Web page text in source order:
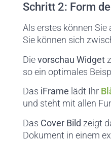
Schritt 2: Form
Als erstes können
Sie können sich
Dievorschau Widget
so ein optimales
Das iFrame lädt Ihr
und steht mit allen
Das Cover Bild zeigt
Dokument in einem